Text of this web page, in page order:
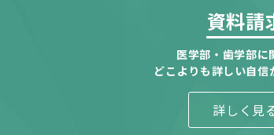
資料請
医学部・歯学部に
どこよりも詳しい自信
詳しく見